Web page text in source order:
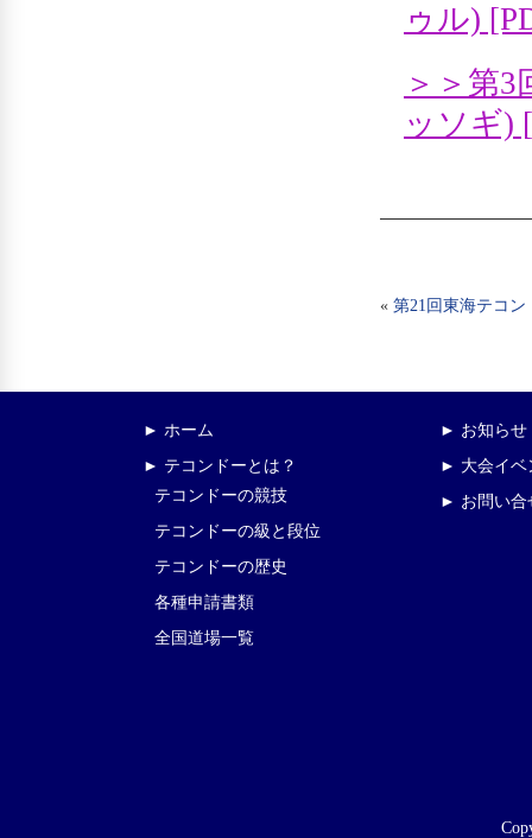
ゥル)
＞＞第
ッソギ)
« 第21回東海テコ
► ホーム
► テコンドーとは？
テコンドーの競技
テコンドーの級と段位
テコンドーの歴史
各種申請書類
全国道場一覧
► お知らせ
► 大会イベ
► お問い合